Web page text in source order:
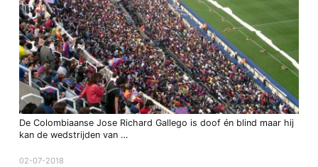
De Colombiaanse Jose Richard Gallego is doof én blind maar hij
kan de wedstrijden van …
02-07-2018